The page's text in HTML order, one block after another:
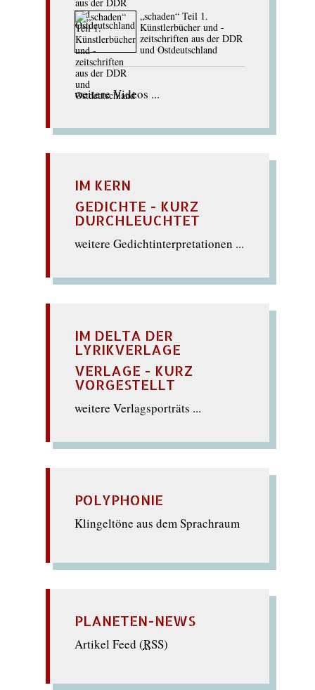
„schaden“ Teil 1.
Künstlerbücher und -
zeitschriften aus der DDR
und Ostdeutschland
weitere Videos ...
IM KERN
GEDICHTE - KURZ
DURCHLEUCHTET
weitere Gedichtinterpretationen ...
IM DELTA DER
LYRIKVERLAGE
VERLAGE - KURZ
VORGESTELLT
weitere Verlagsporträts ...
POLYPHONIE
Klingeltöne aus dem Sprachraum
PLANETEN-NEWS
Artikel Feed (RSS)